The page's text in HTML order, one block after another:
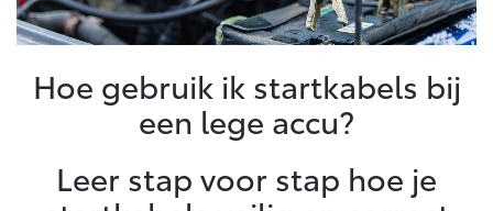
Vacatures
Klantbeoordelingen
Contact en Route
Werkplaatsafspraak
Werkplaatsafspraak maken
Contact en Route
Schade melden
Hoe gebruik ik startkabels bij
een lege accu?
Leer stap voor stap hoe je